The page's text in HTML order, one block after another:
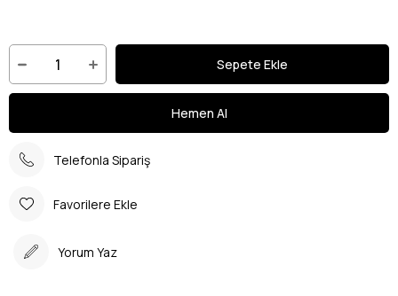
Telefonla Sipariş
Favorilere Ekle
Yorum Yaz